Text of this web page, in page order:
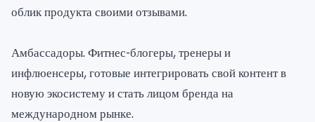
облик продукта своими отзывами.
Амбассадоры. Фитнес-блогеры, тренеры и
инфлюенсеры, готовые интегрировать свой контент в
новую экосистему и стать лицом бренда на
международном рынке.